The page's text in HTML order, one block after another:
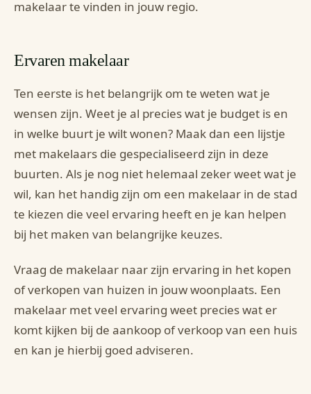
makelaar te vinden in jouw regio.
Ervaren makelaar
Ten eerste is het belangrijk om te weten wat je
wensen zijn. Weet je al precies wat je budget is en
in welke buurt je wilt wonen? Maak dan een lijstje
met makelaars die gespecialiseerd zijn in deze
buurten. Als je nog niet helemaal zeker weet wat je
wil, kan het handig zijn om een makelaar in de stad
te kiezen die veel ervaring heeft en je kan helpen
bij het maken van belangrijke keuzes.
Vraag de makelaar naar zijn ervaring in het kopen
of verkopen van huizen in jouw woonplaats. Een
makelaar met veel ervaring weet precies wat er
komt kijken bij de aankoop of verkoop van een huis
en kan je hierbij goed adviseren.